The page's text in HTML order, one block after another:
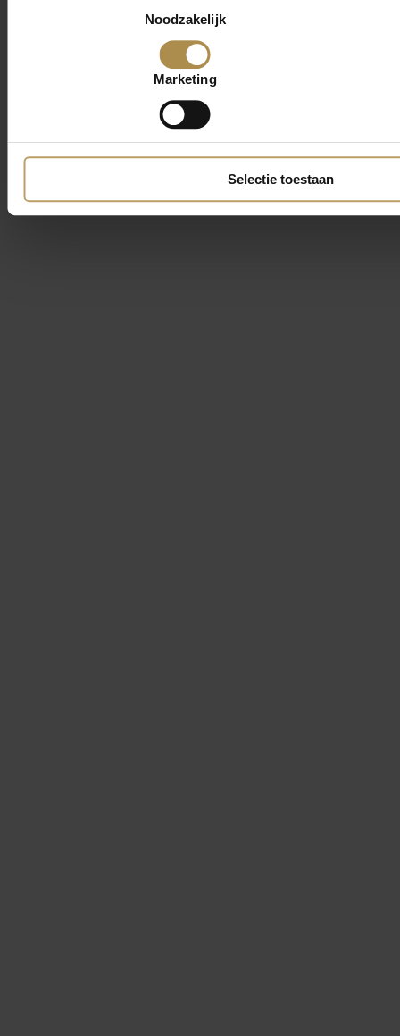
Noodzakelijk
Marketing
Selectie toestaan